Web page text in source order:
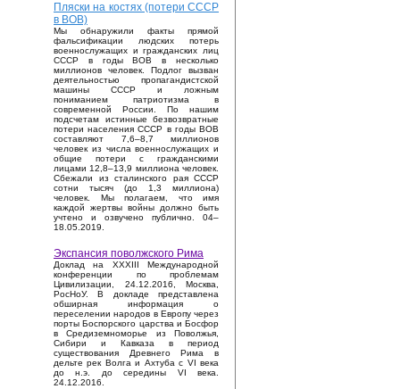
Пляски на костях (потери СССР
в ВОВ)
Мы обнаружили факты прямой
фальсификации людских потерь
военнослужащих и гражданских лиц
СССР в годы ВОВ в несколько
миллионов человек. Подлог вызван
деятельностью пропагандистской
машины СССР и ложным
пониманием патриотизма в
современной России. По нашим
подсчетам истинные безвозвратные
потери населения СССР в годы ВОВ
составляют 7,6–8,7 миллионов
человек из числа военнослужащих и
общие потери с гражданскими
лицами 12,8–13,9 миллиона человек.
Сбежали из сталинского рая СССР
сотни тысяч (до 1,3 миллиона)
человек. Мы полагаем, что имя
каждой жертвы войны должно быть
учтено и озвучено публично. 04–
18.05.2019.
Экспансия поволжского Рима
Доклад на XXXIII Международной
конференции по проблемам
Цивилизации, 24.12.2016, Москва,
РосНоУ. В докладе представлена
обширная информация о
переселении народов в Европу через
порты Боспорского царства и Босфор
в Средиземноморье из Поволжья,
Сибири и Кавказа в период
существования Древнего Рима в
дельте рек Волга и Ахтуба с VI века
до н.э. до середины VI века.
24.12.2016.